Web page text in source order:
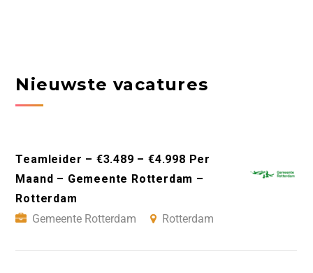
Nieuwste vacatures
Teamleider – €3.489 – €4.998 Per
Maand – Gemeente Rotterdam –
Rotterdam
Gemeente Rotterdam
Rotterdam